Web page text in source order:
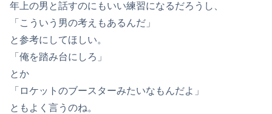
年上の男と話すのにもいい練習になるだろうし、
「こういう男の考えもあるんだ」
と参考にしてほしい。
「俺を踏み台にしろ」
とか
「ロケットのブースターみたいなもんだよ」
ともよく言うのね。